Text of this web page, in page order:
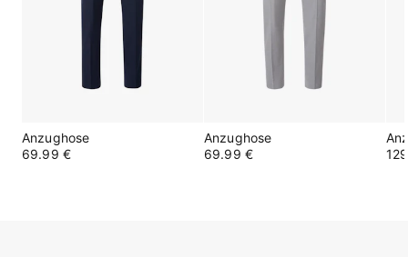
Anzughose
69.99 €
Anzughose
69.99 €